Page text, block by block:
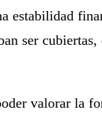
estabilidad
ser
valorar la